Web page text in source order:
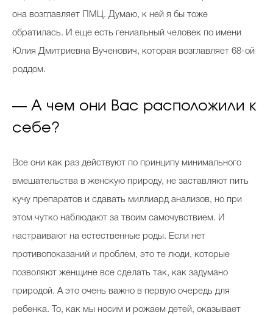
она возглавляет ПМЦ. Думаю, к ней я бы тоже
обратилась. И еще есть гениальный человек по имени
Юлия Дмитриевна Вученович, которая возглавляет 68-ой
роддом.
— А чем они Вас расположили к
себе?
Все они как раз действуют по принципу минимального
вмешательства в женскую природу, не заставляют пить
кучу препаратов и сдавать миллиард анализов, но при
этом чутко наблюдают за твоим самочувствием. И
настраивают на естественные роды. Если нет
противопоказаний и проблем, это те люди, которые
позволяют женщине все сделать так, как задумано
природой. А это очень важно в первую очередь для
ребенка. То, как мы носим и рожаем детей, оказывает